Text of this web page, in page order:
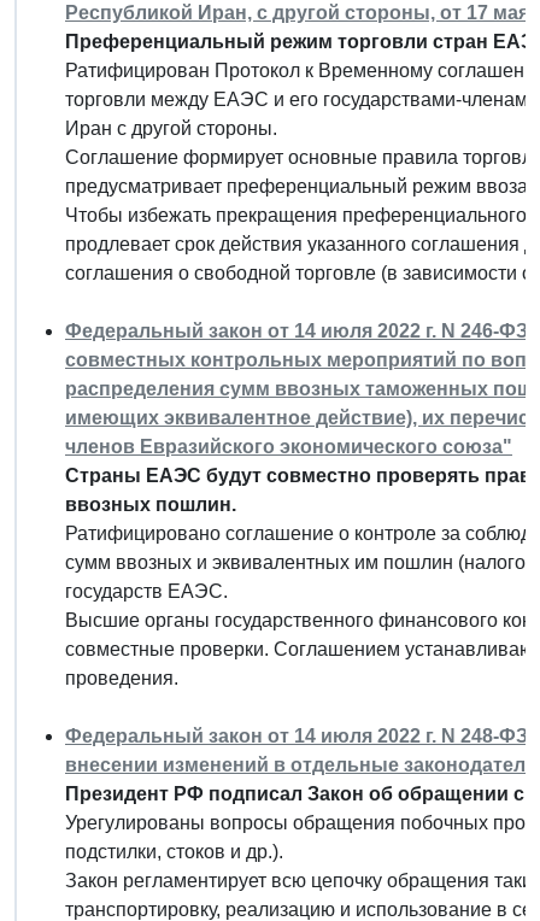
Республикой Иран, с другой стороны, от 17 мая
Преференциальный режим торговли стран
Ратифицирован Протокол к Временному
торговли между ЕАЭС и его государствами-
Иран с другой стороны.
Соглашение формирует основные правила
предусматривает преференциальный режим ввоза
Чтобы избежать прекращения преференциального
продлевает срок действия указанного соглашения
соглашения о свободной торговле (в зависимости
Федеральный закон от 14 июля 2022 г. N 246-
совместных контрольных мероприятий по
распределения сумм ввозных таможенных
имеющих эквивалентное действие), их
членов Евразийского экономического союза"
Страны ЕАЭС будут совместно проверять
ввозных пошлин.
Ратифицировано соглашение о контроле за
сумм ввозных и эквивалентных им пошлин
государств ЕАЭС.
Высшие органы государственного финансового
совместные проверки. Соглашением
проведения.
Федеральный закон от 14 июля 2022 г. N 248-
внесении изменений в отдельные
Президент РФ подписал Закон об обращении с
Урегулированы вопросы обращения побочных
подстилки, стоков и др.).
Закон регламентирует всю цепочку обращения
транспортировку, реализацию и использование в